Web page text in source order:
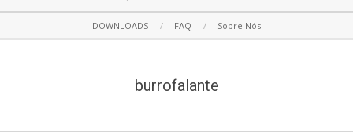
Navigation
DOWNLOADS FAQ Sobre Nós
burrofalante